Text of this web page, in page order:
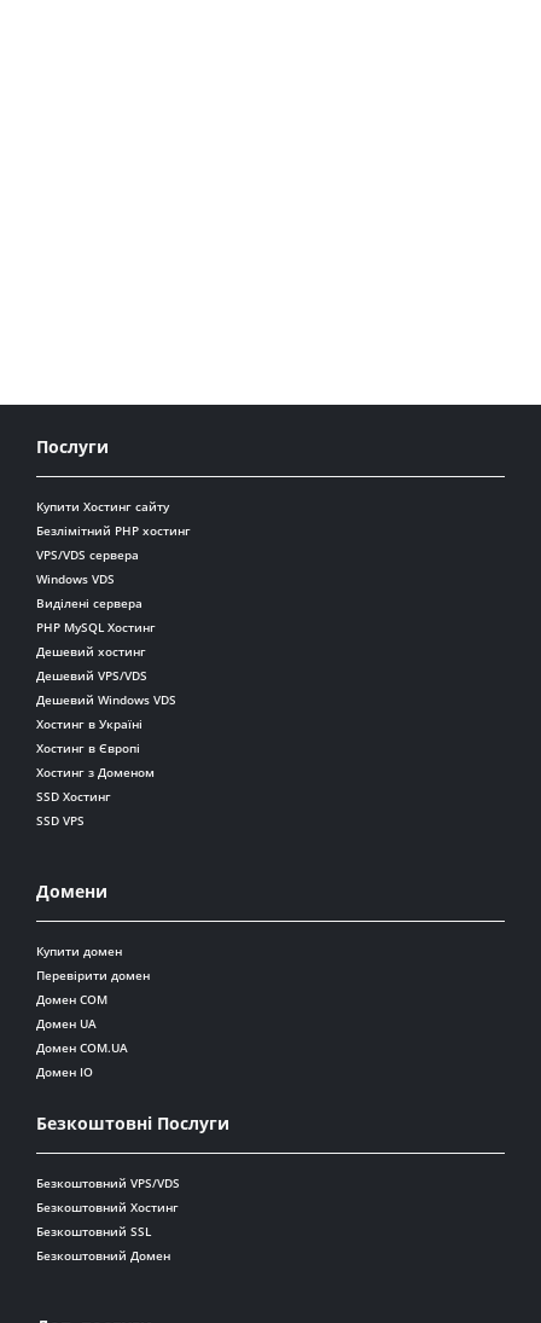
Послуги
Купити Хостинг сайту
Безлімітний PHP хостинг
VPS/VDS сервера
Windows VDS
Виділені сервера
PHP MySQL Хостинг
Дешевий хостинг
Дешевий VPS/VDS
Дешевий Windows VDS
Хостинг в Україні
Хостинг в Європі
Хостинг з Доменом
SSD Хостинг
SSD VPS
Домени
Купити домен
Перевірити домен
Домен COM
Домен UA
Домен COM.UA
Домен IO
Безкоштовні Послуги
Безкоштовний VPS/VDS
Безкоштовний Хостинг
Безкоштовний SSL
Безкоштовний Домен